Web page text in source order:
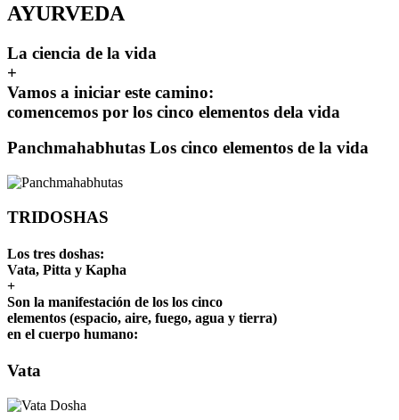
AYURVEDA
La ciencia de la vida
+
Vamos a iniciar este camino:
comencemos por los cinco elementos dela vida
Panchmahabhutas Los cinco elementos de la vida
TRIDOSHAS
Los tres doshas:
Vata, Pitta y Kapha
+
Son la manifestación de los los cinco
elementos (espacio, aire, fuego, agua y tierra)
en el cuerpo humano:
Vata